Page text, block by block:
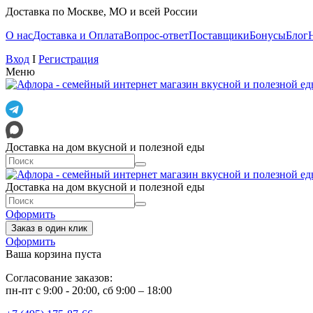
Доставка по Москве, МО и всей России
О насДоставка и ОплатаВопрос-ответПоставщикиБонусыБлог
Вход I Регистрация
Меню
Доставка на дом вкусной и полезной еды
Доставка на дом вкусной и полезной еды
Оформить
Заказ в один клик
Оформить
Ваша корзина пуста
Согласование заказов:
пн-пт с 9:00 - 20:00, сб 9:00 – 18:00